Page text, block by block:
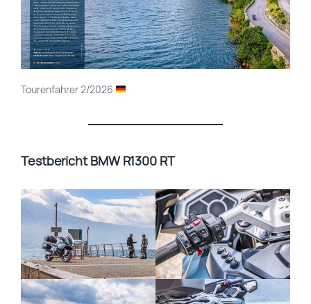
Tourenfahrer 2/2026
Testbericht BMW R1300 RT